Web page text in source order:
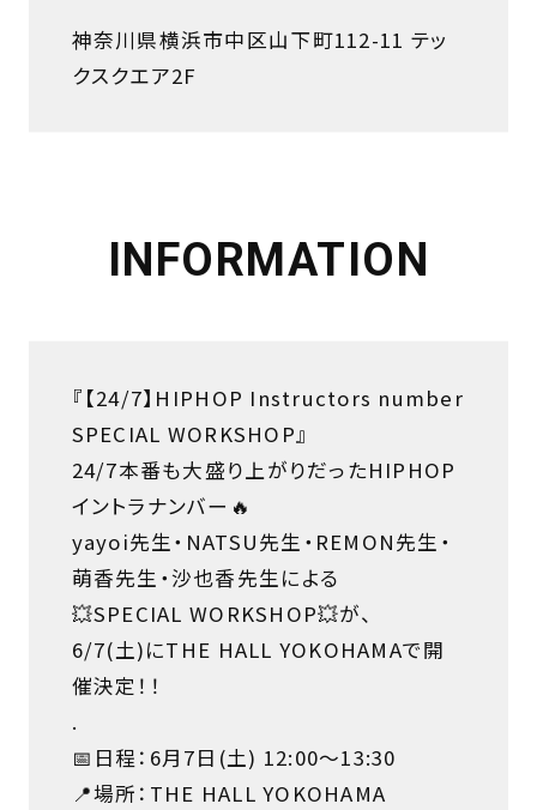
神奈川県横浜市中区山下町112-11 テッ
クスクエア2F
INFORMATION
『【24/7】HIPHOP Instructors number
SPECIAL WORKSHOP』
24/7本番も大盛り上がりだったHIPHOP
イントラナンバー🔥
yayoi先生・NATSU先生・REMON先生・
萌香先生・沙也香先生による
💥SPECIAL WORKSHOP💥が、
6/7(土)にTHE HALL YOKOHAMAで開
催決定！！
.
📅日程：6月7日(土) 12:00〜13:30
📍場所：THE HALL YOKOHAMA